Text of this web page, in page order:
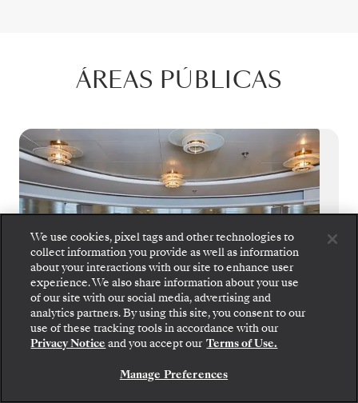
ÁREAS PÚBLICAS
Panorama Lounge
We use cookies, pixel tags and other technologies to
collect information you provide as well as information
about your interactions with our site to enhance user
experience. We also share information about your use
of our site with our social media, advertising and
analytics partners. By using this site, you consent to our
use of these tracking tools in accordance with our
Privacy Notice and you accept our Terms of Use.
Manage Preferences